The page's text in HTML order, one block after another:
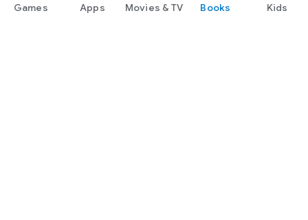
Games Apps Movies & TV Books Kids